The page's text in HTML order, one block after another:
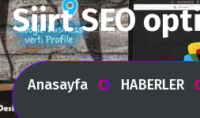
Siirt SEO
Anasayfa HABERLER